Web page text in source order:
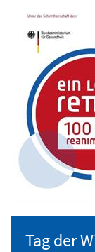
Tag der